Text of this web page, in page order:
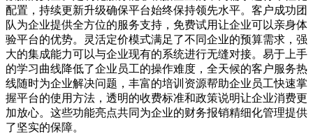
配置，持续更新升级确保平台始终保持领先水平。客户成功团
队为企业提供全方位的服务支持，免费试用让企业可以亲身体
验平台的优势。灵活定价模式满足了不同企业的预算需求，强
大的集成能力可以与企业现有的系统进行无缝对接。易于上手
的学习曲线降低了企业员工的操作难度，全天候的客户服务热
线随时为企业解决问题，丰富的培训资源帮助企业员工快速掌
握平台的使用方法，透明的收费标准和政策说明让企业消费更
加放心。这些功能亮点共同为企业的财务报销精细化管理提供
了坚实的保障。